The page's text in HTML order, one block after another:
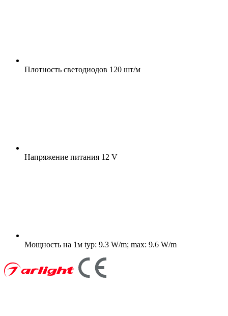
Плотность светодиодов 120 шт/м
Напряжение питания 12 V
Мощность на 1м typ: 9.3 W/m; max: 9.6 W/m